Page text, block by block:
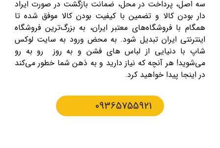
سه اصل، پرداخت در محل، ضمانت بازگشت در صورت ایراد
دار بودن کالا و تضمین با کیفیت بودن کالا موفق شده تا
همگام با فروشگاه‌های معتبر ایران، به بزرگ‌ترین فروشگاه
اینترنتی ایران تبدیل شود. به محض ورود به سایت لوکس
شاپ با دنیایی از لباس های فشن و به روز رو به رو
می‌شوید! هر آنچه که نیاز دارید و به ذهن شما خطور می‌کند
در اینجا پیدا خواهید کرد.
09365755921